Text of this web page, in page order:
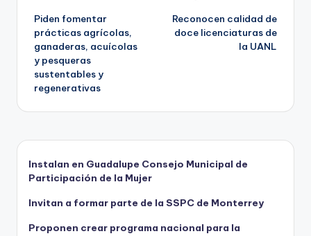
de
entradas
Piden fomentar
prácticas agrícolas,
ganaderas, acuícolas
y pesqueras
sustentables y
regenerativas
Reconocen calidad de
doce licenciaturas de
la UANL
Instalan en Guadalupe Consejo Municipal de
Participación de la Mujer
Invitan a formar parte de la SSPC de Monterrey
Proponen crear programa nacional para la